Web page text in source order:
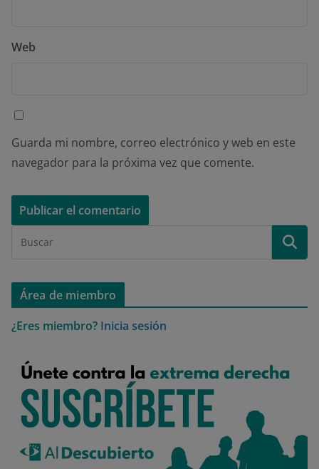
Web
Guarda mi nombre, correo electrónico y web en este
navegador para la próxima vez que comente.
Área de miembro
¿Eres miembro? Inicia sesión